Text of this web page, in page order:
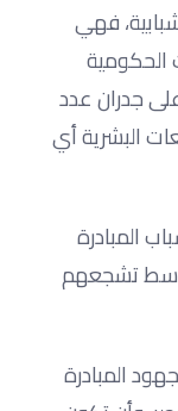
فهي
الحكومية
جدران عدد
البشرية أي
المبادرة
وسط تشجعهم
المبادرة